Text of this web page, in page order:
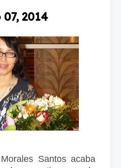
2014
Santos acaba